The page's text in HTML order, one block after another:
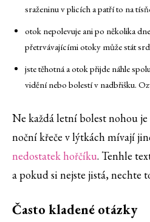
sraženinu v plicích a patří to na
otok nepolevuje ani po několika
přetrvávajícími otoky může stát
jste těhotná a otok přijde náhle
vidění nebo bolestí v nadbřišku.
Ne každá letní bolest nohou
noční křeče v lýtkách mívají
nedostatek hořčíku. Tenhle
a pokud si nejste jistá, nechte
Často kladené otázky